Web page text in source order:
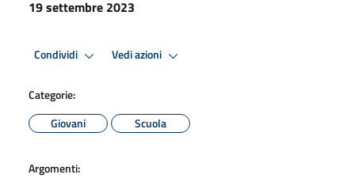
19 settembre 2023
Condividi Vedi azioni
Categorie:
Giovani
Scuola
Argomenti: